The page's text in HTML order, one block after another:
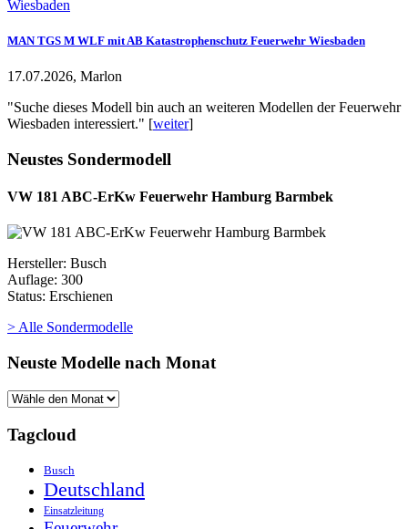
MAN TGS M WLF mit AB Katastrophenschutz Feuerwehr Wiesbaden
17.07.2026, Marlon
"Suche dieses Modell bin auch an weiteren Modellen der Feuerwehr
Wiesbaden interessiert." [weiter]
Neustes Sondermodell
VW 181 ABC-ErKw Feuerwehr Hamburg Barmbek
Hersteller: Busch
Auflage: 300
Status: Erschienen
> Alle Sondermodelle
Neuste Modelle nach Monat
Tagcloud
Busch
Deutschland
Einsatzleitung